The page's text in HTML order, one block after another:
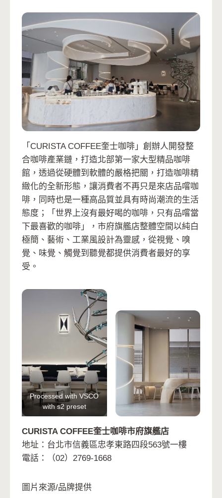
「CURISTA COFFEE奎士咖啡」創辦人開發整
合咖啡產業鏈，打造北部第一家大型精品咖啡
館，透過從硬體到軟體的嚴格把關，打造咖啡精
緻化的全新形態，讓消費者不再只是來店品嚐咖
啡，同時也是一種高品質並具有時尚潮流的生活
態度；「世界上沒有最好喝的咖啡，只有品嚐當
下最喜歡的咖啡」，市府旗艦店整體空間以純白
極簡、藝術、工業風設計為靈感，從視覺、嗅
覺、味覺、觸覺到聽覺都提供消費者最好的享
受。
Processed with VSCO
with s2 preset
CURISTA COFFEE奎士咖啡市府旗艦店
地址：台北市信義區忠孝東路四段563號一樓
電話：（02）2769-1668
圖片來源/品牌提供